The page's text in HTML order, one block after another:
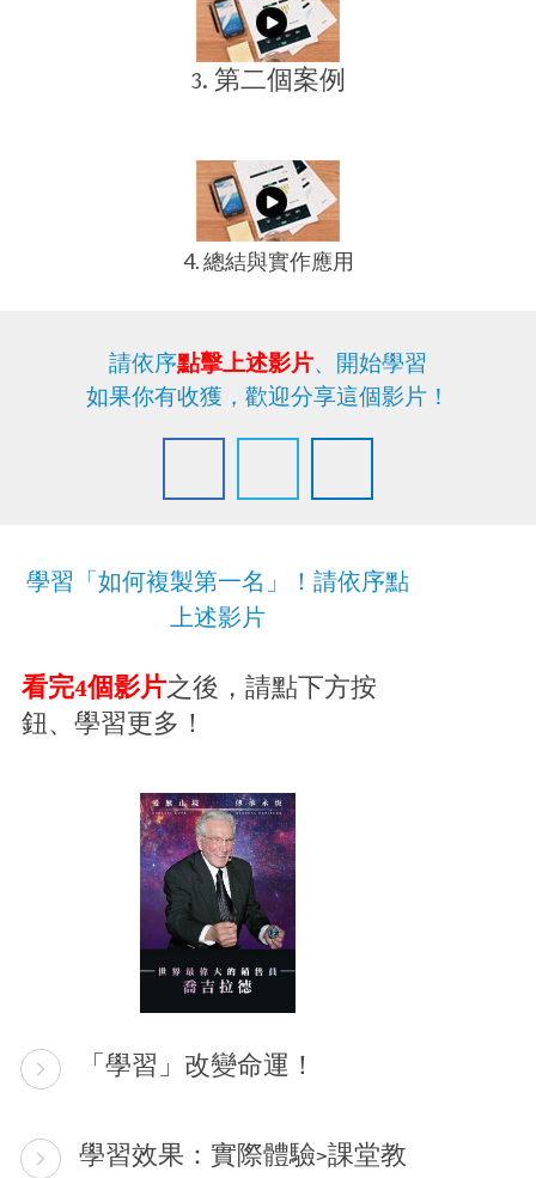
3. 第二個​案例
4. 總結與實作應用
請依序點擊上述影片、開始學習
如果你有收獲，歡迎分享這個影片！
學習「如何複製第一名」！請依序點
上述影片
看完4個影片之後，請點下方按
鈕、學習更多！
「學習」改變命運！
學習效果：實際體驗>課堂教